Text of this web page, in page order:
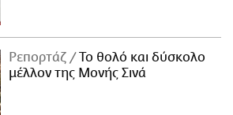
Ρεπορτάζ
Το θολό και δύσκολο
μέλλον της Μονής Σινά